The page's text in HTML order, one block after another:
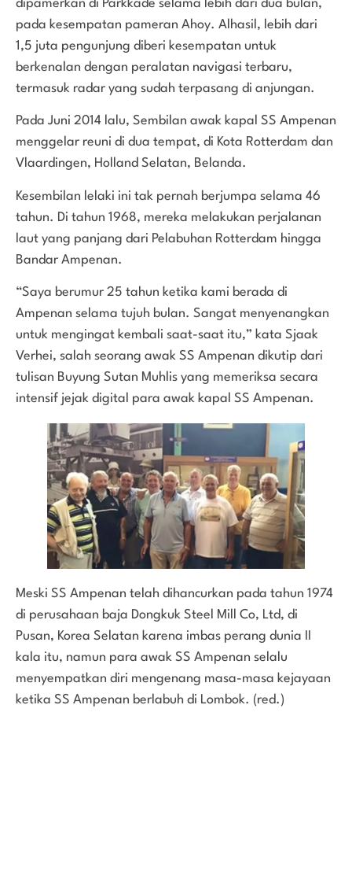
dipamerkan di Parkkade selama lebih dari dua bulan,
pada kesempatan pameran Ahoy. Alhasil, lebih dari
1,5 juta pengunjung diberi kesempatan untuk
berkenalan dengan peralatan navigasi terbaru,
termasuk radar yang sudah terpasang di anjungan.
Pada Juni 2014 lalu, Sembilan awak kapal SS Ampenan
menggelar reuni di dua tempat, di Kota Rotterdam dan
Vlaardingen, Holland Selatan, Belanda.
Kesembilan lelaki ini tak pernah berjumpa selama 46
tahun. Di tahun 1968, mereka melakukan perjalanan
laut yang panjang dari Pelabuhan Rotterdam hingga
Bandar Ampenan.
“Saya berumur 25 tahun ketika kami berada di
Ampenan selama tujuh bulan. Sangat menyenangkan
untuk mengingat kembali saat-saat itu,” kata Sjaak
Verhei, salah seorang awak SS Ampenan dikutip dari
tulisan Buyung Sutan Muhlis yang memeriksa secara
intensif jejak digital para awak kapal SS Ampenan.
Meski SS Ampenan telah dihancurkan pada tahun 1974
di perusahaan baja Dongkuk Steel Mill Co, Ltd, di
Pusan, Korea Selatan karena imbas perang dunia II
kala itu, namun para awak SS Ampenan selalu
menyempatkan diri mengenang masa-masa kejayaan
ketika SS Ampenan berlabuh di Lombok. (red.)